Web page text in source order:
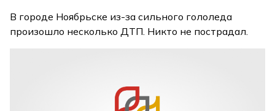
В городе Ноябрьске из-за сильного гололеда
произошло несколько ДТП. Никто не пострадал.